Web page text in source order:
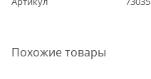
Похожие товары